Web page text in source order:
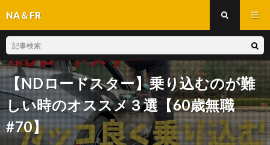
NA＆FR
【NDロードスター】乗り込むのが難
しい時のオススメ３選【60歳無職
#70】